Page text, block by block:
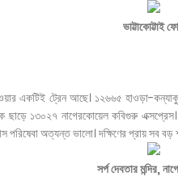
ভাট্টাকোট্টাই
একটিই ট্রেন আছে। ১২৬৬৫ হাওড়া-
ছাড়ে ১৩০২৭ নাগেরকোয়েল কবিগুরু
পরিষেবা অত্যন্ত ভালো। দক্ষিণের প্রায় সব বড়
সর্প দেবতার মন্দির,